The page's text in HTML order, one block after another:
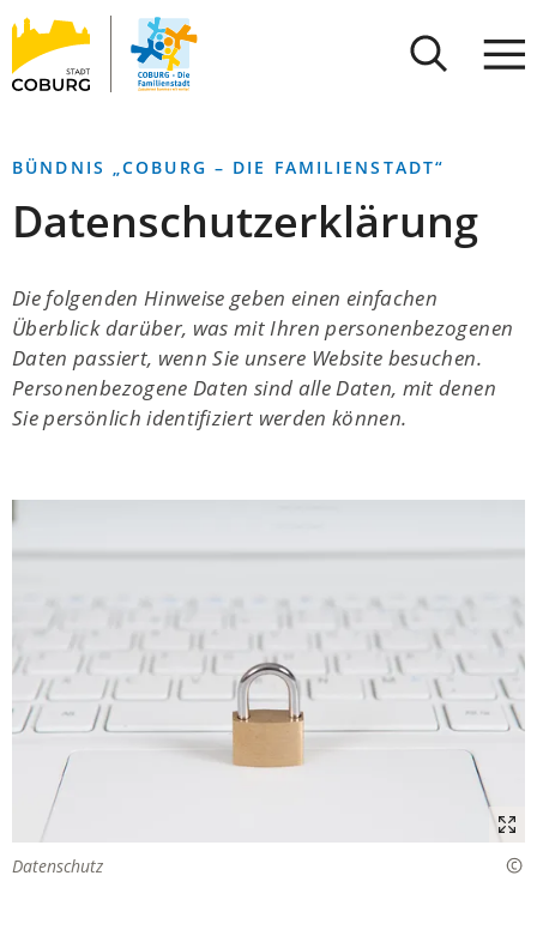
INHALT ANSPRINGEN
Stadt
Coburg
BÜNDNIS „COBURG – DIE FAMILIENSTADT“
Datenschutzerklärung
Die folgenden Hinweise geben einen einfachen
Überblick darüber, was mit Ihren personenbezogenen
Daten passiert, wenn Sie unsere Website besuchen.
Personenbezogene Daten sind alle Daten, mit denen
Sie persönlich identifiziert werden können.
Datenschutz